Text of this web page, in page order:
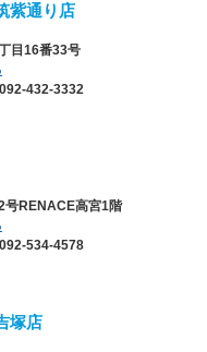
紫通り店
目16番33号
432-3332
号RENACE高宮1階
534-4578
塚店